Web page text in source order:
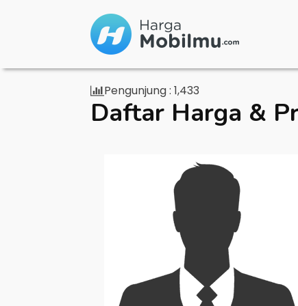
Pengunjung : 1,433
Daftar Harga &